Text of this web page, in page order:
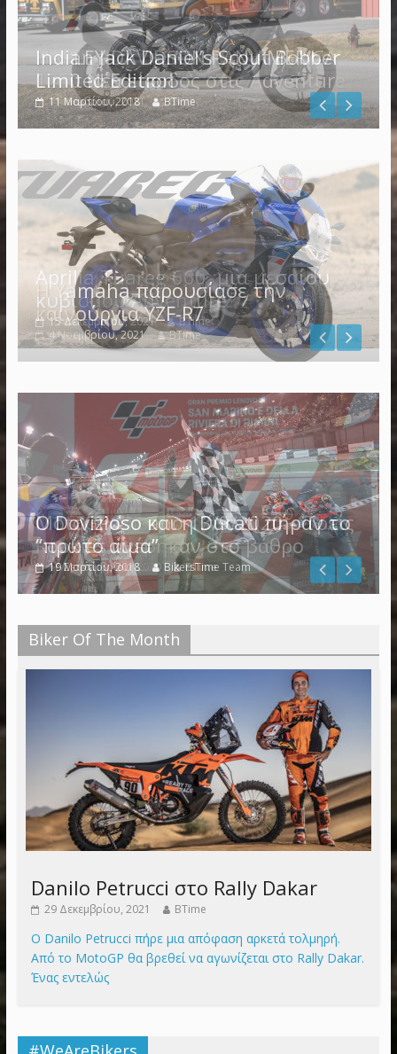
Indian Jack Daniel’s Scout Bobber
Limited Edition
11 Μαρτίου, 2018 BTime
Η Yamaha παρουσίασε την
καινούργια YZF-R7
4 Νοεμβρίου, 2021 BTime
Ο Dovizioso και η Ducati πήραν το
“πρώτο αίμα”
19 Μαρτίου, 2018 BikersTime Team
Biker Of The Month
Danilo Petrucci στο Rally Dakar
29 Δεκεμβρίου, 2021 BTime
Ο Danilo Petrucci πήρε μια απόφαση αρκετά τολμηρή.
Από το MotoGP θα βρεθεί να αγωνίζεται στο Rally Dakar.
Ένας εντελώς